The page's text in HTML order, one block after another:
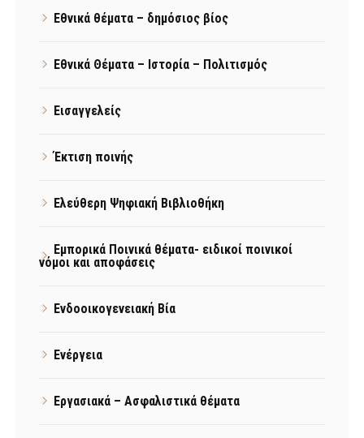
Εθνικά θέματα – δημόσιος βίος
Εθνικά Θέματα – Ιστορία – Πολιτισμός
Εισαγγελείς
Έκτιση ποινής
Ελεύθερη Ψηφιακή Βιβλιοθήκη
Εμπορικά Ποινικά θέματα- ειδικοί ποινικοί
νόμοι και αποφάσεις
Ενδοοικογενειακή Βία
Ενέργεια
Εργασιακά – Ασφαλιστικά θέματα